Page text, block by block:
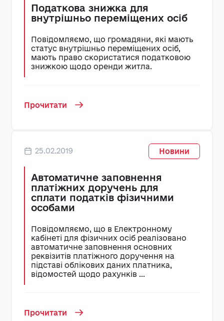
Податкова знижка для
внутрішньо переміщених осіб
Повідомляємо, що громадяни, які мають
статус внутрішньо переміщених осіб,
мають право скористатися податковою
знижкою щодо оренди житла.
Прочитати
25.02.2019 Новини
Автоматичне заповнення
платіжних доручень для
сплати податків фізичними
особами
Повідомляємо, що в Електронному
кабінеті для фізичних осіб реалізовано
автоматичне заповнення основних
реквізитів платіжного доручення на
підставі облікових даних платника,
відомостей щодо рахунків ...
Прочитати